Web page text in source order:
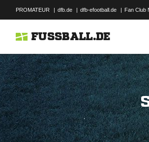
PROMATEUR | dfb.de | dfb-efootball.de | Fan Club
FUSSBALL.DE